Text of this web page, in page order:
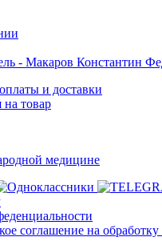
- Макаров Константин
и доставки
на товар
медицине
соглашение на обработку